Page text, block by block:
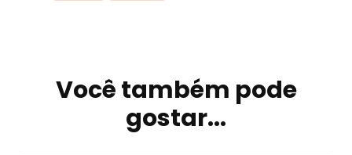
NavegaçãoVocê também pode
gostar...